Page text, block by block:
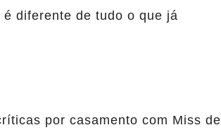
diferente de tudo o que já
por casamento com Miss de